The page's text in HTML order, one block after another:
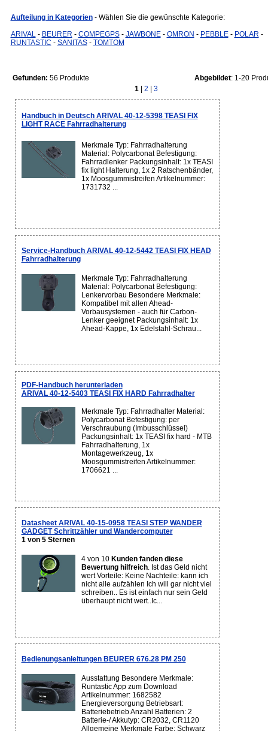
Aufteilung in Kategorien - Wählen Sie die gewünschte Kategorie:
ARIVAL- BEURER - COMPEGPS- JAWBONE- OMRON - PEBBLE- POLAR -
RUNTASTIC - SANITAS- TOMTOM
Gefunden: 56 Produkte Abgebildet: 1-20
1
2 3
Handbuch in Deutsch ARIVAL 40-12-5398 TEASI FIX
LIGHT RACE Fahrradhalterung
Merkmale Typ: Fahrradhalterung
Material: Polycarbonat Befestigung:
Fahrradlenker Packungsinhalt: 1x TEASI
fix light Halterung, 1x 2 Ratschenbänder,
1x Moosgummistreifen Artikelnummer:
1731732 ...
Service-Handbuch ARIVAL 40-12-5442 TEASI FIX HEAD
Fahrradhalterung
Merkmale Typ: Fahrradhalterung
Material: Polycarbonat Befestigung:
Lenkervorbau Besondere Merkmale:
Kompatibel mit allen Ahead-
Vorbausystemen - auch für Carbon-
Lenker geeignet Packungsinhalt: 1x
Ahead-Kappe, 1x Edelstahl-Schrau...
PDF-Handbuch herunterladen
ARIVAL 40-12-5403 TEASI FIX HARD Fahrradhalter
Merkmale Typ: Fahrradhalter Material:
Polycarbonat Befestigung: per
Verschraubung (Imbusschlüssel)
Packungsinhalt: 1x TEASI fix hard - MTB
Fahrradhalterung, 1x
Montagewerkzeug, 1x
Moosgummistreifen Artikelnummer:
1706621 ...
Datasheet ARIVAL 40-15-0958 TEASI STEP WANDER
GADGET Schrittzähler und Wandercomputer
1 von 5 Sternen
4 von 10 Kunden fanden diese
Bewertung hilfreich. Ist das Geld nicht
wert Vorteile: Keine Nachteile: kann ich
nicht alle aufzählen Ich will gar nicht viel
schreiben.. Es ist einfach nur sein Geld
überhaupt nicht wert..Ic...
Bedienungsanleitungen BEURER 676.28 PM 250
Ausstattung Besondere Merkmale:
Runtastic App zum Download
Artikelnummer: 1682582
Energieversorgung Betriebsart:
Batteriebetrieb Anzahl Batterien: 2
Batterie-/ Akkutyp: CR2032, CR1120
Allgemeine Merkmale Farbe: Schwarz